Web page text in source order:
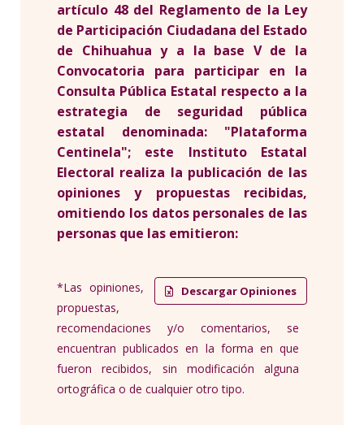
artículo 48 del Reglamento de la Ley
de Participación Ciudadana del Estado
de Chihuahua y a la base V de la
Convocatoria para participar en la
Consulta Pública Estatal respecto a la
estrategia de seguridad pública
estatal denominada: "Plataforma
Centinela"; este Instituto Estatal
Electoral realiza la publicación de las
opiniones y propuestas recibidas,
omitiendo los datos personales de las
personas que las emitieron:
Descargar Opiniones
*Las opiniones,
propuestas,
recomendaciones y/o comentarios, se
encuentran publicados en la forma en que
fueron recibidos, sin modificación alguna
ortográfica o de cualquier otro tipo.